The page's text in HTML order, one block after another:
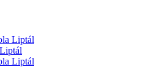
Liptál